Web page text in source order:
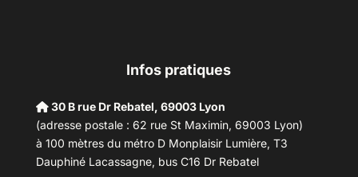
Infos pratiques
30 B rue Dr Rebatel, 69003 Lyon
(adresse postale : 62 rue St Maximin, 69003 Lyon)
à 100 mètres du métro D Monplaisir Lumière, T3
Dauphiné Lacassagne, bus C16 Dr Rebatel